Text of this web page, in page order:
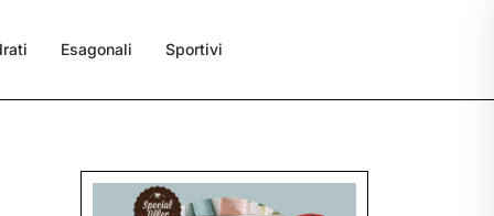
Esagonali Sportivi